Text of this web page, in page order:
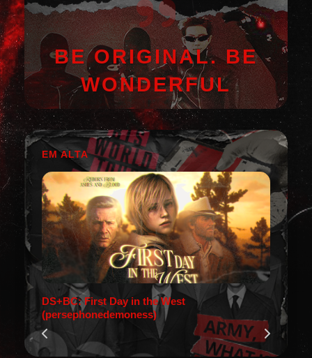
BE ORIGINAL. BE
WONDERFUL
EM ALTA
DS+BC: First Day in the West
(persephonedemoness)